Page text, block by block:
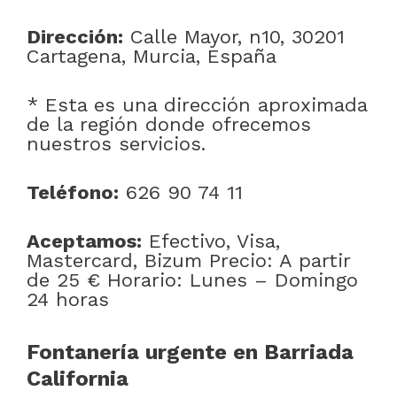
Dirección: Calle Mayor, n10, 30201
Cartagena, Murcia, España
* Esta es una dirección aproximada
de la región donde ofrecemos
nuestros servicios.
Teléfono: 626 90 74 11
Aceptamos: Efectivo, Visa,
Mastercard, Bizum Precio: A partir
de 25 € Horario: Lunes – Domingo
24 horas
Fontanería urgente en Barriada
California